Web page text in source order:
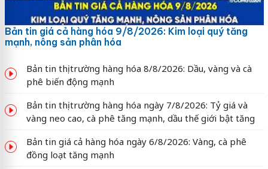
Bản tin giá cả hàng hóa 9/8/2026: Kim loại quý tăng
mạnh, nông sản phân hóa
Bản tin thị trường hàng hóa 8/8/2026: Dầu, vàng và cà
phê biến động mạnh
Bản tin thị trường hàng hóa ngày 7/8/2026: Tỷ giá và
vàng neo cao, cà phê tăng mạnh, dầu thế giới bật tăng
Bản tin giá cả hàng hóa ngày 6/8/2026: Vàng, cà phê
đồng loạt tăng mạnh